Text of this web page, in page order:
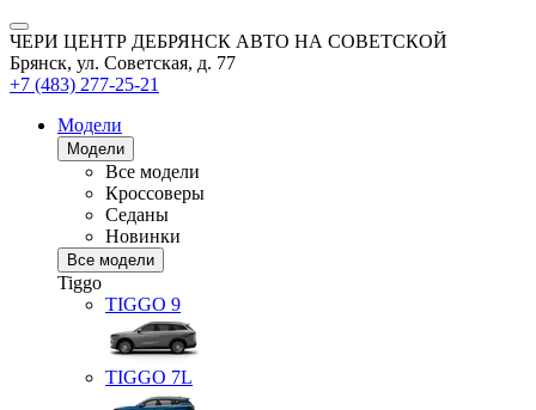
ЧЕРИ ЦЕНТР ДЕБРЯНСК АВТО НА СОВЕТСКОЙ
Брянск, ул. Советская, д. 77
+7 (483) 277-25-21
Модели
Модели
Все модели
Кроссоверы
Седаны
Новинки
Все модели
Tiggo
TIGGO 9
TIGGO 7L